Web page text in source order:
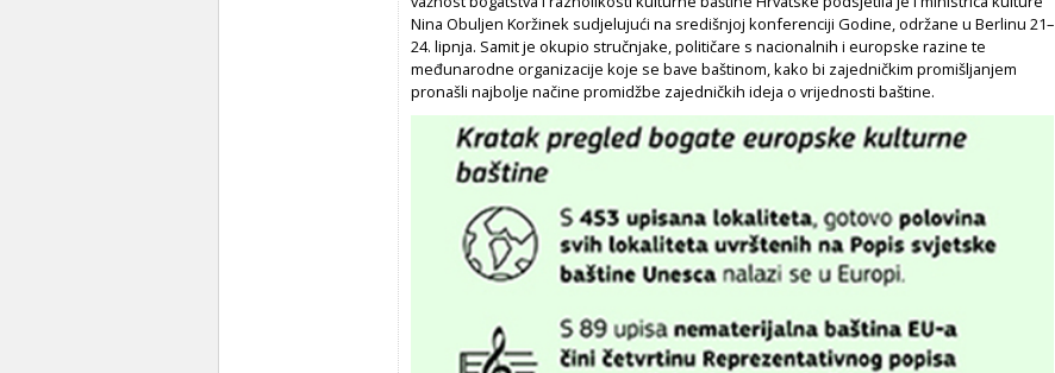
Nina Obuljen Koržinek sudjelujući na središnjoj konferenciji Godine, održane u Berlinu 21–
24. lipnja. Samit je okupio stručnjake, političare s nacionalnih i europske razine te
međunarodne organizacije koje se bave baštinom, kako bi zajedničkim promišljanjem
pronašli najbolje načine promidžbe zajedničkih ideja o vrijednosti baštine.